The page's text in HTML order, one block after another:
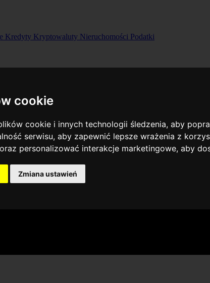
cookie
cookie i innych technologii śledzenia, aby
serwisu,aby zapewnić lepsze wrażenia z
personalizować interakcje marketingowe,aby
Zmiana ustawień
Kredyty Kryptowaluty Nieruchomości Podatki